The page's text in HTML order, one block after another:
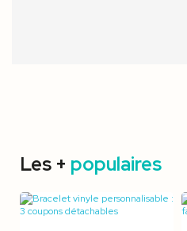
Les + populaires